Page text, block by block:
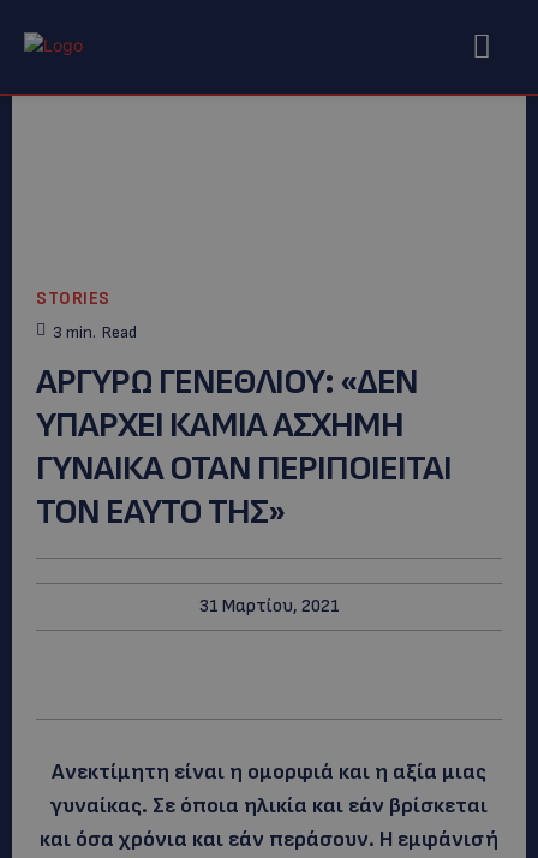
STORIES
3 min. Read
ΑΡΓΥΡΩ ΓΕΝΕΘΛΙΟΥ: «ΔΕΝ
ΥΠΑΡΧΕΙ ΚΑΜΙΑ ΑΣΧΗΜΗ
ΓΥΝΑΙΚΑ ΟΤΑΝ ΠΕΡΙΠΟΙΕΙΤΑΙ
ΤΟΝ ΕΑΥΤΟ ΤΗΣ»
31 Μαρτίου, 2021
Ανεκτίμητη είναι η ομορφιά και η αξία μιας
γυναίκας. Σε όποια ηλικία και εάν βρίσκεται
και όσα χρόνια και εάν περάσουν. Η εμφάνισή